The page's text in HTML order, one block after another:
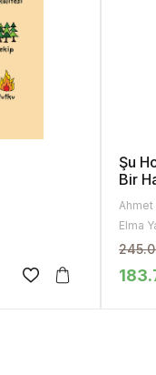
Şu
Bir
Elma